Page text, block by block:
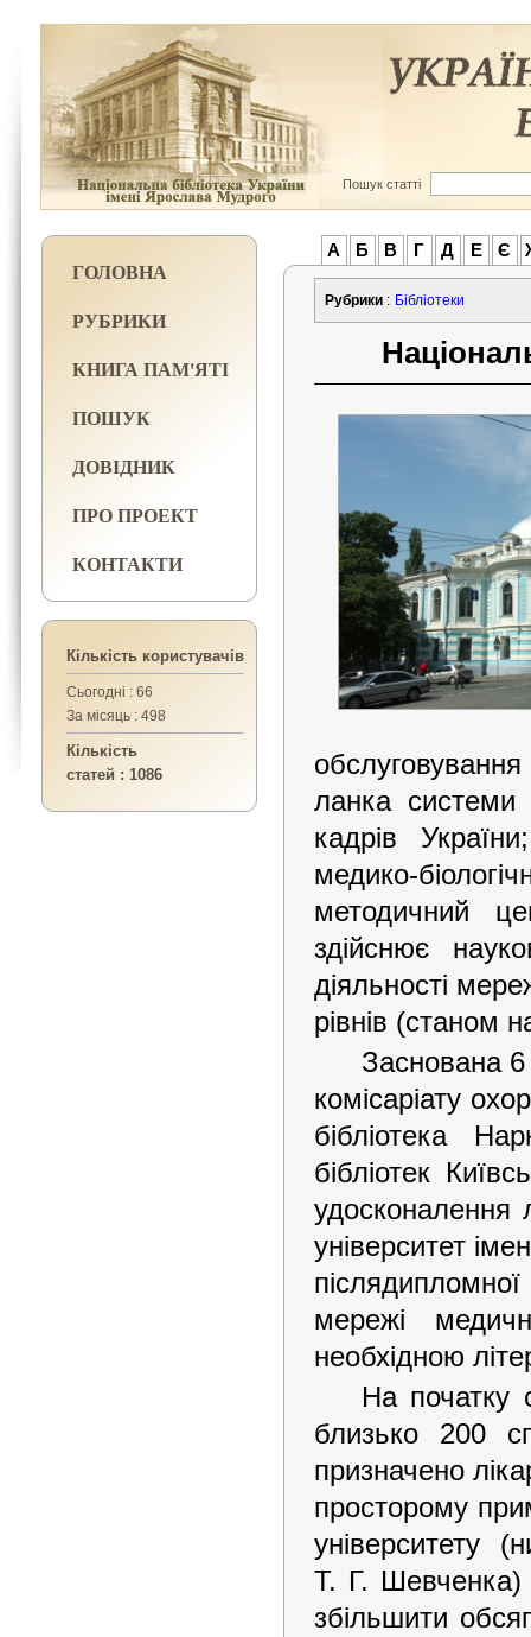
Пошук статті
ГОЛОВНА
РУБРИКИ
КНИГА ПАМ'ЯТІ
ПОШУК
ДОВІДНИК
ПРО ПРОЕКТ
КОНТАКТИ
Кількість користувачів
Сьогодні : 66
За місяць : 498
Кількість
статей : 1086
А Б В Г Д Е Є
Рубрики : Бібліотеки
ланка системи
кадрів
медико-
методичний
здійснює
діяльності
рівнів (станом
Заснована 6
комісаріату
бібліотека
бібліотек
удосконалення
університет
мережі
необхідною
На початку
близько 200
призначено
просторому
університету
Т. Г. Шевченка)
збільшити